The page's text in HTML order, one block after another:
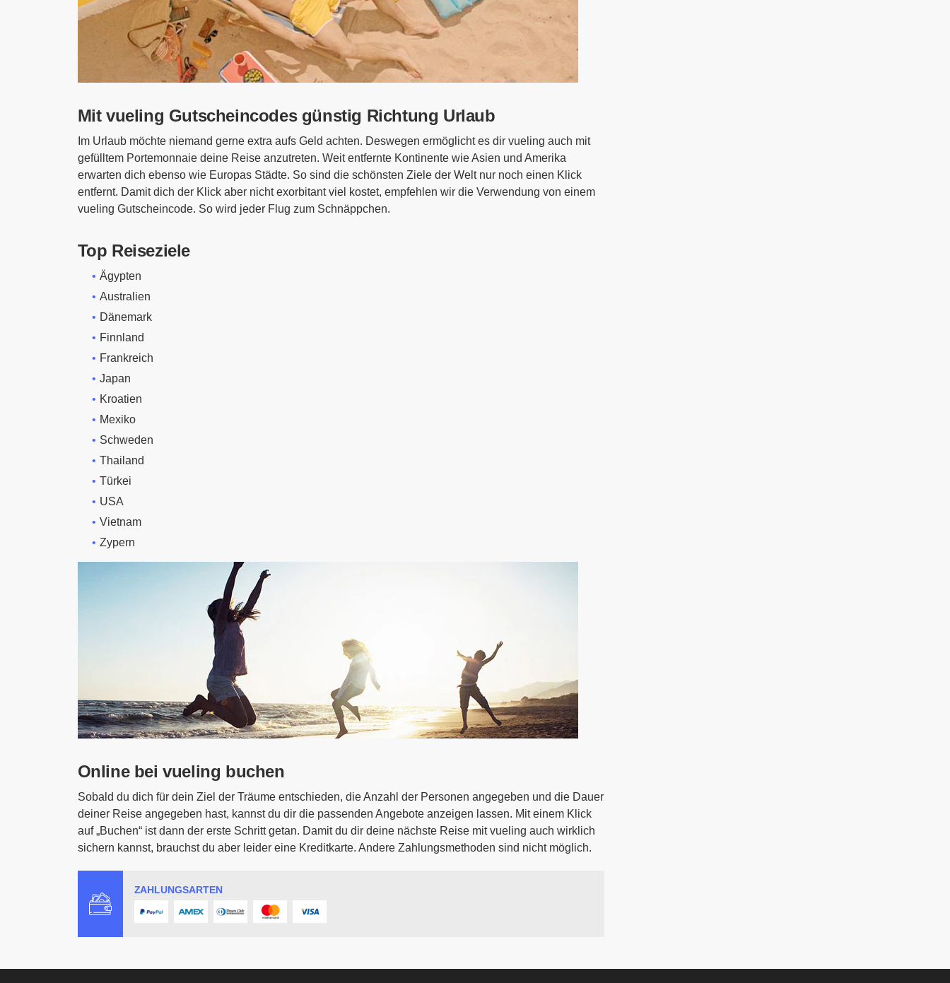
Mit vueling Gutscheincodes günstig Richtung Urlaub
Im Urlaub möchte niemand gerne extra aufs Geld achten. Deswegen ermöglicht es dir vueling auch mit
gefülltem Portemonnaie deine Reise anzutreten. Weit entfernte Kontinente wie Asien und Amerika
erwarten dich ebenso wie Europas Städte. So sind die schönsten Ziele der Welt nur noch einen Klick
entfernt. Damit dich der Klick aber nicht exorbitant viel kostet, empfehlen wir die Verwendung von einem
vueling Gutscheincode. So wird jeder Flug zum Schnäppchen.
Top Reiseziele
Ägypten
Australien
Dänemark
Finnland
Frankreich
Japan
Kroatien
Mexiko
Schweden
Thailand
Türkei
USA
Vietnam
Zypern
Online bei vueling buchen
Sobald du dich für dein Ziel der Träume entschieden, die Anzahl der Personen angegeben und die Dauer
deiner Reise angegeben hast, kannst du dir die passenden Angebote anzeigen lassen. Mit einem Klick
auf „Buchen“ ist dann der erste Schritt getan. Damit du dir deine nächste Reise mit vueling auch wirklich
sichern kannst, brauchst du aber leider eine Kreditkarte. Andere Zahlungsmethoden sind nicht möglich.
ZAHLUNGSARTEN